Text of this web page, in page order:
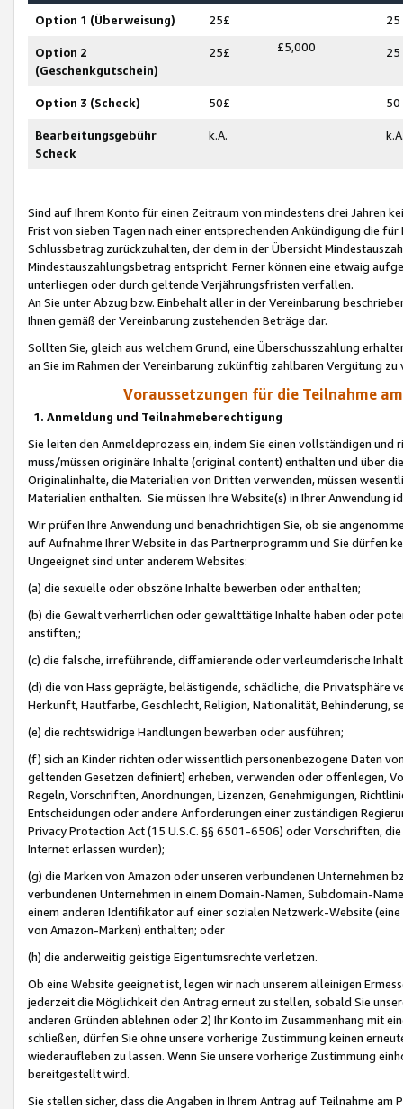
Option 1 (Überweisung) 25£ 25
Option 2
(Geschenkgutschein)
25£ £5,000 25
Option 3 (Scheck) 50£ 50
Bearbeitungsgebühr
Scheck
k.A.
Sind auf Ihrem Konto für einen Zeitraum von mindestens drei Jahren
Frist von sieben Tagen nach einer entsprechenden Ankündigung die
Schlussbetrag zurückzuhalten, der dem in der Übersicht
Mindestauszahlungsbetrag entspricht. Ferner können eine etwaig
unterliegen oder durch geltende Verjährungsfristen verfallen.
An Sie unter Abzug bzw. Einbehalt aller in der Vereinbarung
Ihnen gemäß der Vereinbarung zustehenden Beträge dar.
Sollten Sie, gleich aus welchem Grund, eine Überschusszahlung
an Sie im Rahmen der Vereinbarung zukünftig zahlbaren Vergütung zu
Voraussetzungen für die Teilnahme
1. Anmeldung und Teilnahmeberechtigung
Sie leiten den Anmeldeprozess ein, indem Sie einen vollständigen
muss/müssen originäre Inhalte (original content) enthalten und über
Originalinhalte, die Materialien von Dritten verwenden, müssen
Materialien enthalten. Sie müssen Ihre Website(s) in Ihrer Anwendung
Wir prüfen Ihre Anwendung und benachrichtigen Sie, ob sie
auf Aufnahme Ihrer Website in das Partnerprogramm und Sie dürfen
Ungeeignet sind unter anderem Websites:
(a) die sexuelle oder obszöne Inhalte bewerben oder enthalten;
(b) die Gewalt verherrlichen oder gewalttätige Inhalte haben oder
anstiften,;
(c) die falsche, irreführende, diffamierende oder verleumderische
(d) die von Hass geprägte, belästigende, schädliche, die Privatsphäre
Herkunft, Hautfarbe, Geschlecht, Religion, Nationalität, Behinderung,
(e) die rechtswidrige Handlungen bewerben oder ausführen;
(f) sich an Kinder richten oder wissentlich personenbezogene Daten
geltenden Gesetzen definiert) erheben, verwenden oder offenlegen,
Regeln, Vorschriften, Anordnungen, Lizenzen, Genehmigungen,
Entscheidungen oder andere Anforderungen einer zuständigen
Privacy Protection Act (15 U.S.C. §§ 6501-6506) oder Vorschriften,
Internet erlassen wurden);
(g) die Marken von Amazon oder unseren verbundenen Unternehmen
verbundenen Unternehmen in einem Domain-Namen, Subdomain-
einem anderen Identifikator auf einer sozialen Netzwerk-Website
von Amazon-Marken) enthalten; oder
(h) die anderweitig geistige Eigentumsrechte verletzen.
Ob eine Website geeignet ist, legen wir nach unserem alleinigen
jederzeit die Möglichkeit den Antrag erneut zu stellen, sobald Sie
anderen Gründen ablehnen oder 2) Ihr Konto im Zusammenhang mit
schließen, dürfen Sie ohne unsere vorherige Zustimmung keinen
wiederaufleben zu lassen. Wenn Sie unsere vorherige Zustimmung
bereitgestellt wird.
Sie stellen sicher, dass die Angaben in Ihrem Antrag auf Teilnahme